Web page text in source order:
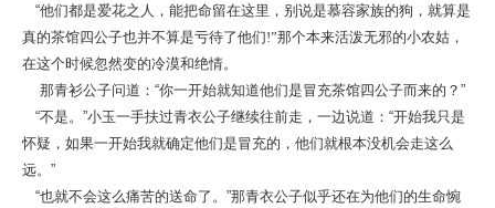
“他们都是爱花之人，能把命留在这里，别说是慕容家族的狗，就算是
真的茶馆四公子也并不算是亏待了他们!”那个本来活泼无邪的小农姑，
在这个时候忽然变的冷漠和绝情。
那青衫公子问道：“你一开始就知道他们是冒充茶馆四公子而来的？”
“不是。”小玉一手扶过青衣公子继续往前走，一边说道：“开始我只是
怀疑，如果一开始我就确定他们是冒充的，他们就根本没机会走这么
远。”
“也就不会这么痛苦的送命了。”那青衣公子似乎还在为他们的生命惋